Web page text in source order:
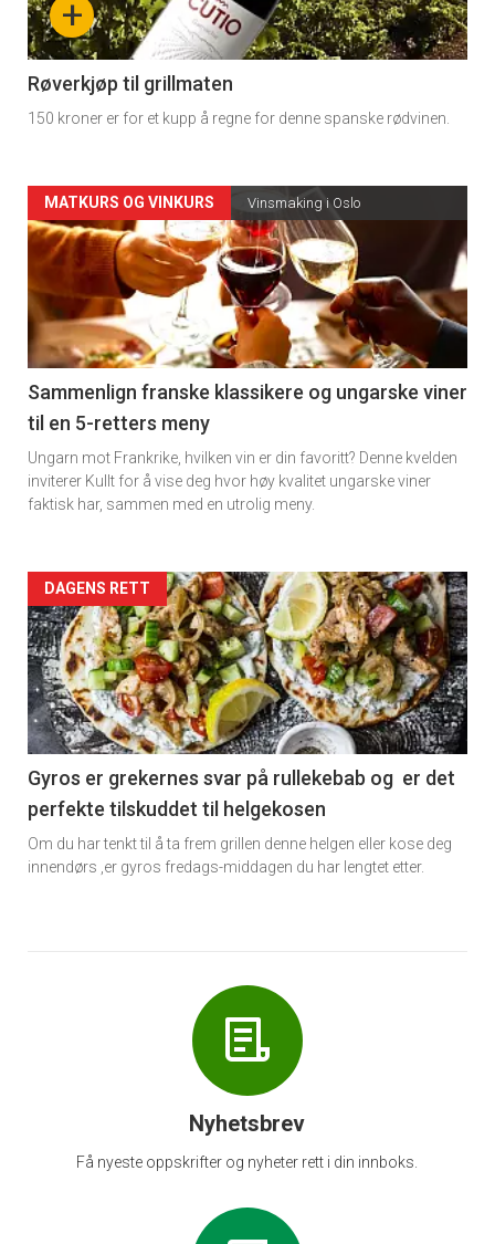
-
4
+
Røverkjøp til grillmaten
150 kroner er for et kupp å regne for denne spanske rødvinen.
Forsiden
akkurat
nå
-
5
MATKURS OG VINKURS Vinsmaking i Oslo
Sammenlign franske klassikere og ungarske viner
til en 5-retters meny
Ungarn mot Frankrike, hvilken vin er din favoritt? Denne kvelden
inviterer Kullt for å vise deg hvor høy kvalitet ungarske viner
faktisk har, sammen med en utrolig meny.
Forsiden
akkurat
nå
-
6
DAGENS RETT
Gyros er grekernes svar på rullekebab og er det
perfekte tilskuddet til helgekosen
Om du har tenkt til å ta frem grillen denne helgen eller kose deg
innendørs ,er gyros fredags-middagen du har lengtet etter.
Nyhetsbrev
Få nyeste oppskrifter og nyheter rett i din innboks.